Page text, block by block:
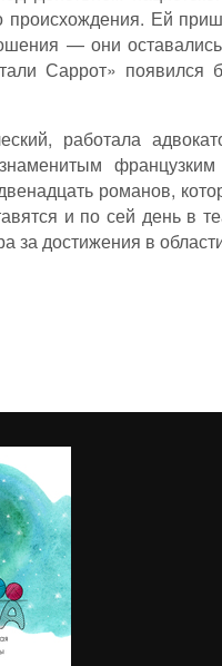
происхождения. Ей
— они
Саррот» появился
работала
романов,
и по сей день в
за достижения в